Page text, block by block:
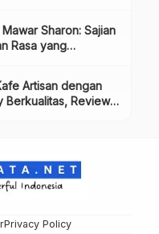
Sharon: Sajian
Rasa yang
Artisan dengan
Berkualitas, Review
Privacy Policy